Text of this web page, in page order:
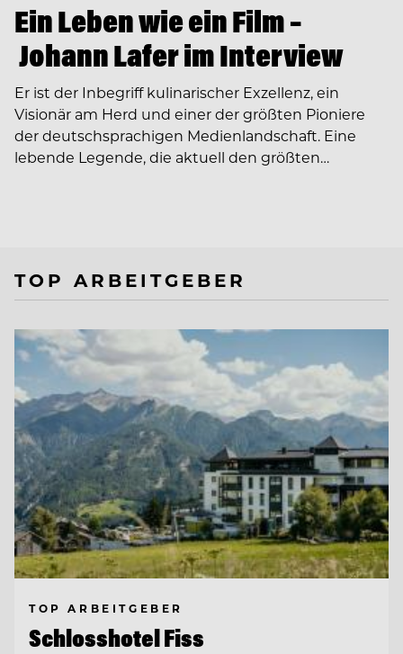
Ein Leben wie ein Film –
Johann Lafer im Interview
Er ist der Inbegriff kulinarischer Exzellenz, ein
Visionär am Herd und einer der größten Pioniere
der deutschsprachigen Medienlandschaft. Eine
lebende Legende, die aktuell den größten…
TOP ARBEITGEBER
TOP ARBEITGEBER
Schlosshotel Fiss